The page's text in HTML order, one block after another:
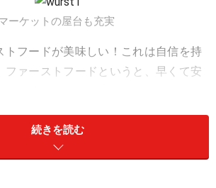
ーケットの屋台も充実
トフードが美味しい！これは自信を持
ファーストフードというと、早くて安
群に美味しくて、しかも格安。どこの
構内や市場、街のあちこちにインビス
続きを読む